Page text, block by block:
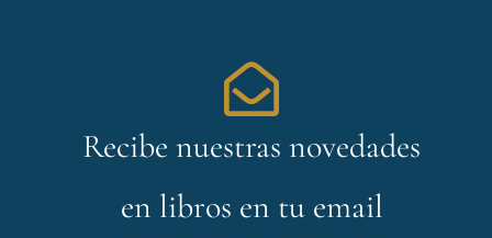
Recibe nuestras novedades
en libros en tu email